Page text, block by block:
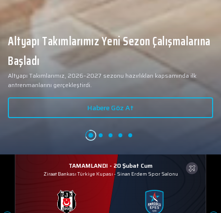
Altyapı Takımlarımız Yeni Sezon Çalışmalarına
Başladı
Altyapı Takımlarımız, 2026–2027 sezonu hazırlıkları kapsamında ilk
antrenmanlarını gerçekleştirdi.
Habere Göz At
TAMAMLANDI - 20 Şubat Cum
Ziraat Bankası Türkiye Kupası - Sinan Erdem Spor Salonu